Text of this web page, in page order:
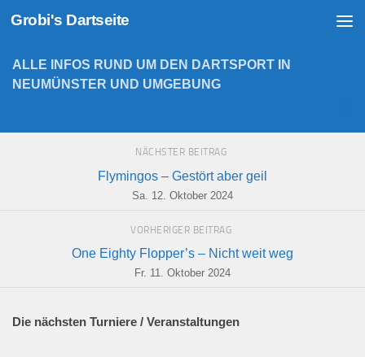
Zum Inhalt springen
Grobi's Dartseite
ALLE INFOS RUND UM DEN DARTSPORT IN
NEUMÜNSTER UND UMGEBUNG
NÄCHSTER BEITRAG
Flymingos – Gestört aber geil
Sa. 12. Oktober 2024
VORHERIGER BEITRAG
One Eighty Flopper’s – Nicht weit weg
Fr. 11. Oktober 2024
Die nächsten Turniere / Veranstaltungen